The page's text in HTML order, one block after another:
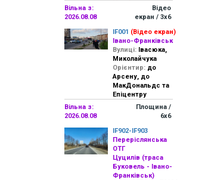
Вільна з:
2026.08.08
Відео
екран / 3х6
IF001 (Відео екран)
Івано-Франківськ
Вулиці: Івасюка,
Миколайчука
Орієнтир: до
Арсену, до
МакДональдс та
Епіцентру
Вільна з:
2026.08.08
Площина /
6х6
IF902-IF903
Переріслянська
ОТГ
Цуцилів (траса
Буковель - Івано-
Франківськ)